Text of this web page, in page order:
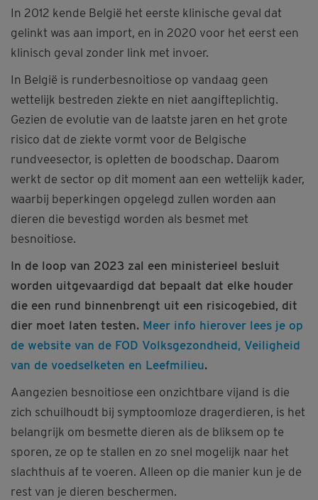
In 2012 kende België het eerste klinische geval dat
gelinkt was aan import, en in 2020 voor het eerst een
klinisch geval zonder link met invoer.
In België is runderbesnoitiose op vandaag geen
wettelijk bestreden ziekte en niet aangifteplichtig.
Gezien de evolutie van de laatste jaren en het grote
risico dat de ziekte vormt voor de Belgische
rundveesector, is opletten de boodschap. Daarom
werkt de sector op dit moment aan een wettelijk kader,
waarbij beperkingen opgelegd zullen worden aan
dieren die bevestigd worden als besmet met
besnoitiose.
In de loop van 2023 zal een ministerieel besluit
worden uitgevaardigd dat bepaalt dat elke houder
die een rund binnenbrengt uit een risicogebied, dit
dier moet laten testen. Meer info hierover lees je op
de website van de FOD Volksgezondheid, Veiligheid
van de voedselketen en Leefmilieu.
Aangezien besnoitiose een onzichtbare vijand is die
zich schuilhoudt bij symptoomloze dragerdieren, is het
belangrijk om besmette dieren als de bliksem op te
sporen, ze op te stallen en zo snel mogelijk naar het
slachthuis af te voeren. Alleen op die manier kun je de
rest van je dieren beschermen.